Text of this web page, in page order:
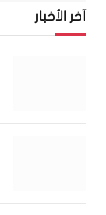
آخر الأخبار